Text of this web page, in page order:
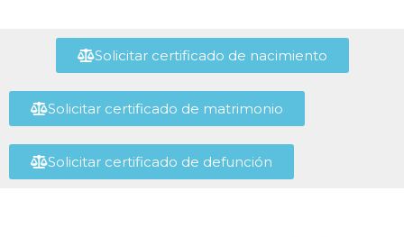
Solicitar certificado de nacimiento
Solicitar certificado de matrimonio
Solicitar certificado de defunción